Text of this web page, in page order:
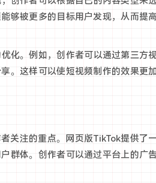
够被更多的目标用户发现，从而提
化。例如，创作者可以通过第三方视
。这样可以使短视频制作的效果更
关注的重点。网页版TikTok提供了
群体。创作者可以通过平台上的广